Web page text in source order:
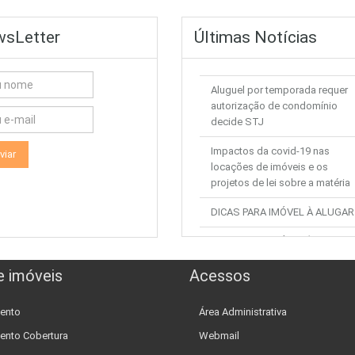
Últimas Notícias
Aluguel por temporada requer
autorização de condomínio
decide STJ
Impactos da covid-19 nas
locações de imóveis e os
projetos de lei sobre a matéria
DICAS PARA IMÓVEL À ALUGAR
DICAS DOCUMENTAÇÃO DE
imóveis
Cobertura
Acessos
Área Administrativa
Webmail